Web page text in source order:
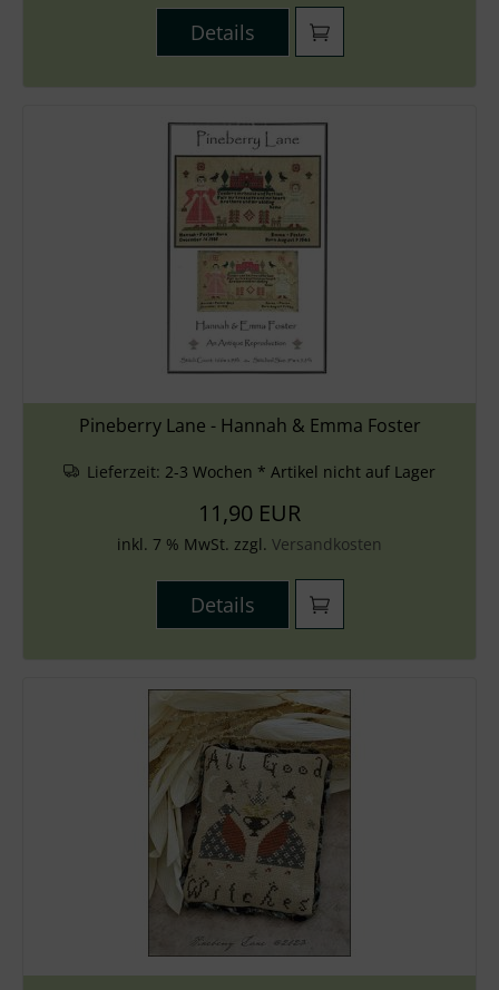
Details
Pineberry Lane - Hannah & Emma Foster
Lieferzeit: 2-3 Wochen * Artikel nicht auf Lager
11,90 EUR
inkl. 7 % MwSt. zzgl. Versandkosten
Details